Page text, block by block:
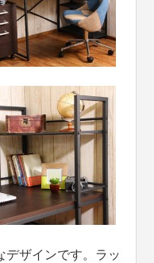
デザインです。ラッ